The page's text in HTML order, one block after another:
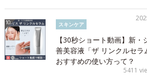
スキンケア
【30秒ショート動画】新・
善美容液「ザ リンクルセラ
おすすめの使い方って？
5411